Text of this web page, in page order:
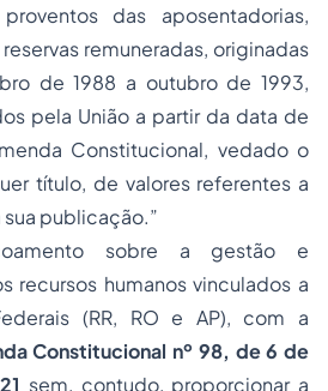
das aposentadorias,
remuneradas, originadas
de 1988 a outubro de 1993,
pela União a partir da data de
Constitucional, vedado o
título, de valores referentes a
publicação.”
sobre a gestão e
recursos humanos vinculados a
(RR, RO e AP), com a
Constitucional nº 98, de 6 de
sem, contudo, proporcionar a